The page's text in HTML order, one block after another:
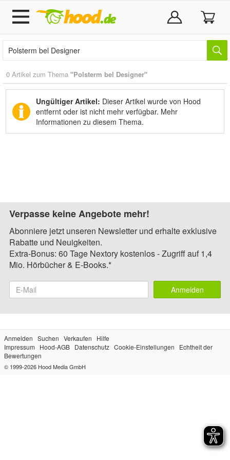
0 Artikel zum Thema "Polsterm bel Designer"
Ungültiger Artikel: Dieser Artikel wurde von Hood
entfernt oder ist nicht mehr verfügbar. Mehr
Informationen zu diesem Thema.
Verpasse keine Angebote mehr!
Abonniere jetzt unseren Newsletter und erhalte exklusive
Rabatte und Neuigkeiten.
Extra-Bonus: 60 Tage Nextory kostenlos - Zugriff auf 1,4
Mio. Hörbücher & E-Books.*
Anmelden
Anmelden Suchen Verkaufen
Hilfe
Impressum
Hood-AGB Datenschutz Cookie-Einstellungen
Echtheit der
Bewertungen
© 1999-2026 Hood Media GmbH